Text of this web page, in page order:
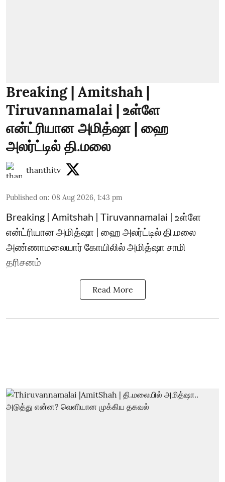
Breaking | Amitshah |
Tiruvannamalai | உள்ளே
என்ட்ரியான அமித்ஷா | ஹை
அலர்ட்டில் தி.மலை
thanthitv
Published on: 08 Aug 2026, 1:43 pm
Breaking | Amitshah | Tiruvannamalai | உள்ளே
என்ட்ரியான அமித்ஷா | ஹை அலர்ட்டில் தி.மலை
அண்ணாமலையார் கோயிலில் அமித்ஷா சாமி
தரிசனம்
Read More